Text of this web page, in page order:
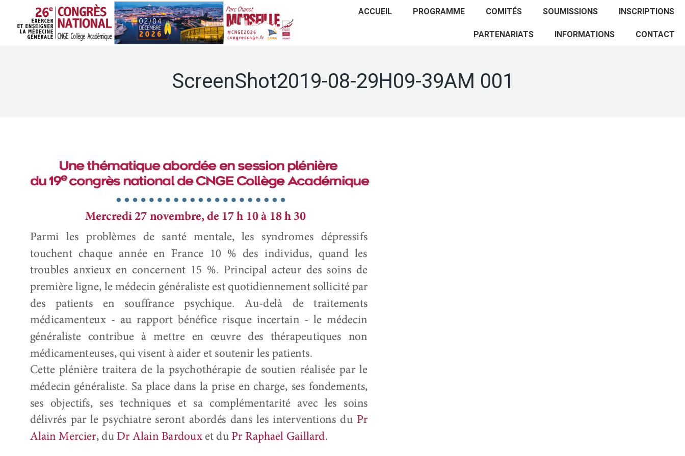
ACCUEIL PROGRAMME COMITÉS SOUMISSIONS INSCRIPTIONS
PARTENARIATS INFORMATIONS CONTACT
ScreenShot2019-08-29H09-39AM 001
ACCUEIL PROGRAMME COMITÉS
SOUMISSIONS INSCRIPTIONS PARTENARIATS